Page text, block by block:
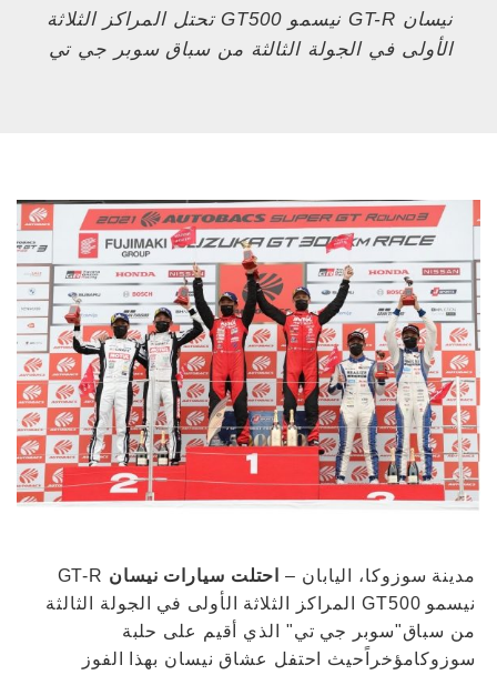
نيسان GT-R نيسمو GT500 تحتل المراكز الثلاثة
الأولى في الجولة الثالثة من سباق سوبر جي تي
مدينة سوزوكا، اليابان – احتلت سيارات نيسان GT-R
نيسمو GT500 المراكز الثلاثة الأولى في الجولة الثالثة
من سباق"سوبر جي تي" الذي أقيم على حلبة
سوزوكامؤخراًحيث احتفل عشاق نيسان بهذا الفوز